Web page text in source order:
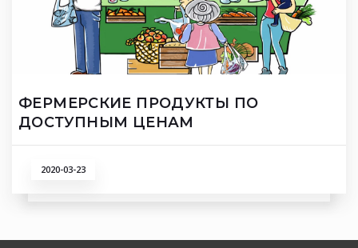
ФЕРМЕРСКИЕ ПРОДУКТЫ ПО
ДОСТУПНЫМ ЦЕНАМ
2020-03-23